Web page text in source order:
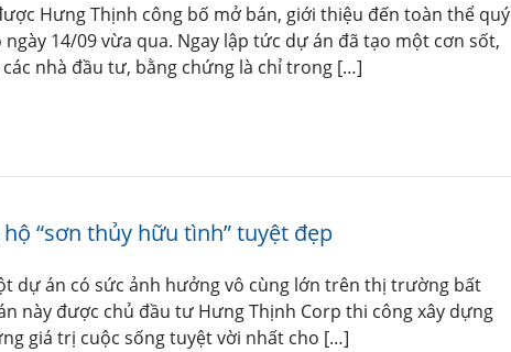
Hưng Thịnh công bố mở bán, giới thiệu đến toàn thể quý
14/09 vừa qua. Ngay lập tức dự án đã tạo một cơn sốt,
nhà đầu tư, bằng chứng là chỉ trong […]
“sơn thủy hữu tình” tuyệt đẹp
dự án có sức ảnh hưởng vô cùng lớn trên thị trường bất
này được chủ đầu tư Hưng Thịnh Corp thi công xây dựng
giá trị cuộc sống tuyệt vời nhất cho […]